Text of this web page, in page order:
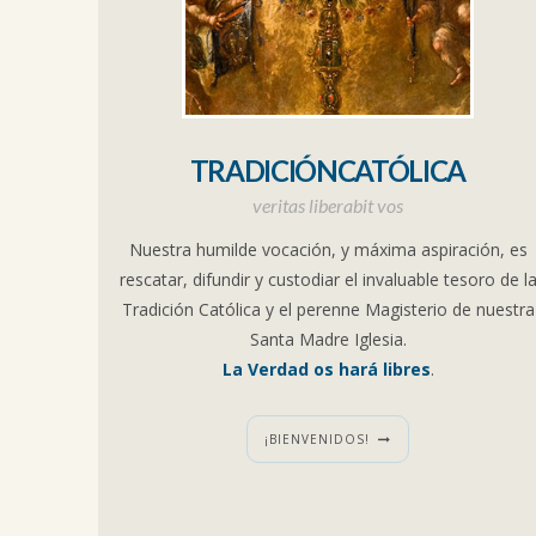
TRADICIÓNCATÓLICA
veritas liberabit vos
Nuestra humilde vocación, y máxima aspiración, es
rescatar, difundir y custodiar el invaluable tesoro de la
Tradición Católica y el perenne Magisterio de nuestra
Santa Madre Iglesia.
La Verdad os hará libres.
¡BIENVENIDOS!